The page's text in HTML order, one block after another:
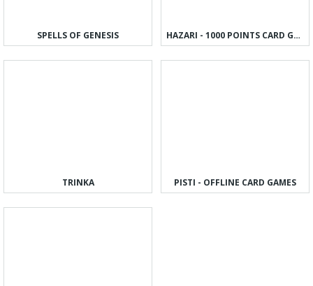
SPELLS OF GENESIS HAZARI - 1000 POINTS CARD GAME
TRINKA PISTI - OFFLINE CARD GAMES